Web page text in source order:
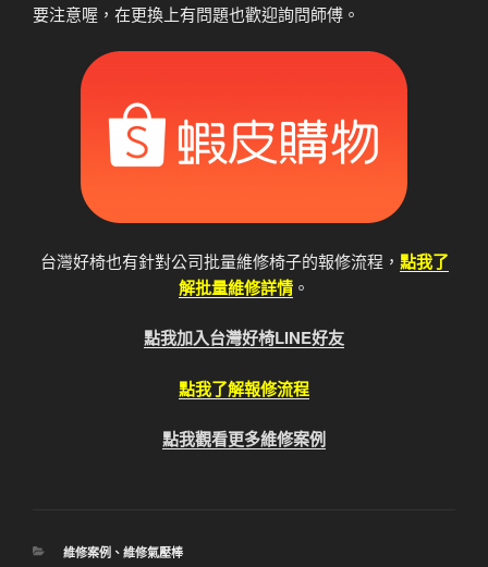
要注意喔，在更換上有問題也歡迎詢問師傅。
台灣好椅也有針對公司批量維修椅子的報修流程， 點我了
解批量維修詳情 。
點我加入台灣好椅LINE好友
點我了解報修流程
點我觀看更多維修案例
分
維修案例 、 維修氣壓棒